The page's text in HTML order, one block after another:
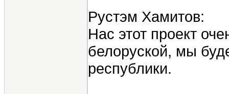
Рустэм Хамитов:
Нас этот проект
белоруской, мы
республики.